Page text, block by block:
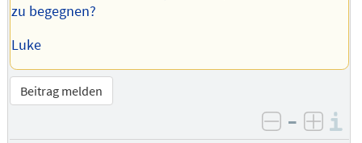
zu begegnen?
Luke
Beitrag melden
negativ
–